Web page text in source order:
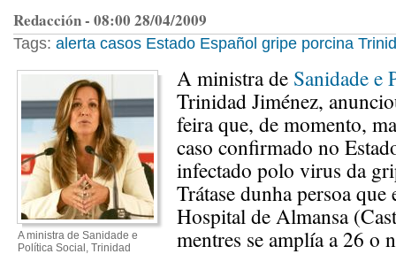
Redacción - 08:00 28/04/2009
Tags: alerta casos Estado Español gripe porcina
A ministra de Sanidade e
Política Social, Trinidad
A ministra de Sanidade e
Trinidad Jiménez,
feira que, de momento,
caso confirmado no
infectado polo virus da
Trátase dunha persoa que
Hospital de Almansa
mentres se amplía a 26 o